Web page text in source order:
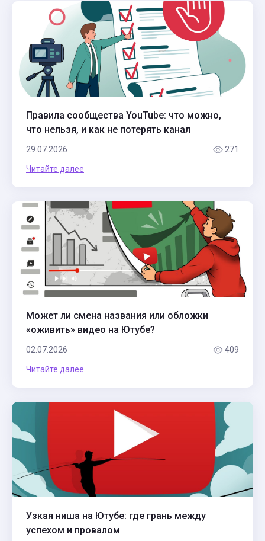
Правила сообщества YouTube: что можно,
что нельзя, и как не потерять канал
29.07.2026 271
Читайте далее
Может ли смена названия или обложки
«оживить» видео на Ютубе?
02.07.2026 409
Читайте далее
Узкая ниша на Ютубе: где грань между
успехом и провалом